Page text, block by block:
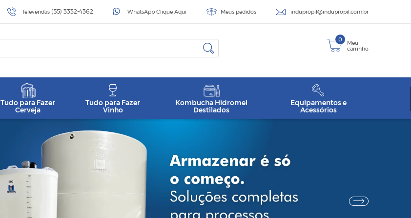
Televendas (55) 3332-4362 WhatsApp Clique Aqui Meus pedidos indupropil@indupropil.com.br
0
Meu
carrinho
Tudo para Fazer
Cerveja
Tudo para Fazer
Vinho
Kombucha Hidromel
Destilados
Equipamentos e
Acessórios